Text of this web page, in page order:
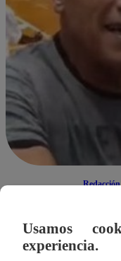
El reconocido actor
Usamos
experiencia.